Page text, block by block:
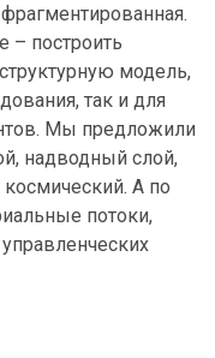
– построить
модель,
так и для
Мы предложили
надводный слой,
А по
потоки,